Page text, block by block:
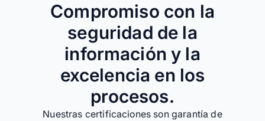
Compromiso con la
seguridad de la
información y la
excelencia en los
procesos.
Nuestras certificaciones son garantía de